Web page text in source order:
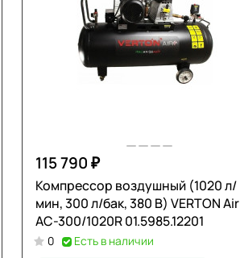
115 790 ₽
Компрессор воздушный (1020 л/
мин, 300 л/бак, 380 В) VERTON Air
AC-300/1020R 01.5985.12201
0 Есть в наличии